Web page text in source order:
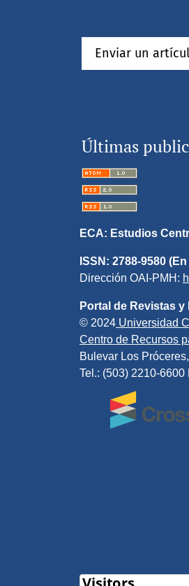
Enviar un
Últimas
ECA: Estudios
ISSN: 2788-9580
Dirección OAI-PMH:
Portal de Revistas
© 2024 Universidad
Centro de Recursos
Bulevar Los
Tel.: (503) 2210-